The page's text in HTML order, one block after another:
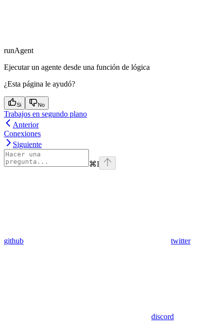
runAgent
Ejecutar un agente desde una función de lógica
¿Esta página le ayudó?
Si No
Trabajos en segundo plano
Anterior
Conexiones
Siguiente
⌘I
github twitter
discord